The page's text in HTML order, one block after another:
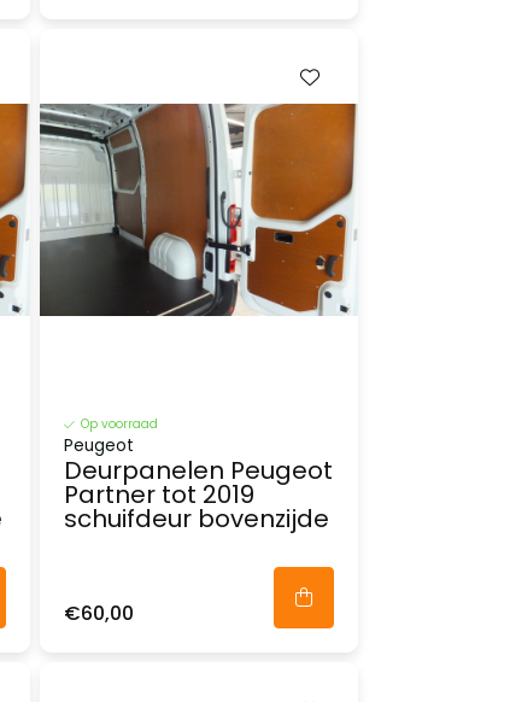
Op voorraad
Peugeot
Deurpanelen Peugeot
Partner tot 2019
schuifdeur bovenzijde
€60,00